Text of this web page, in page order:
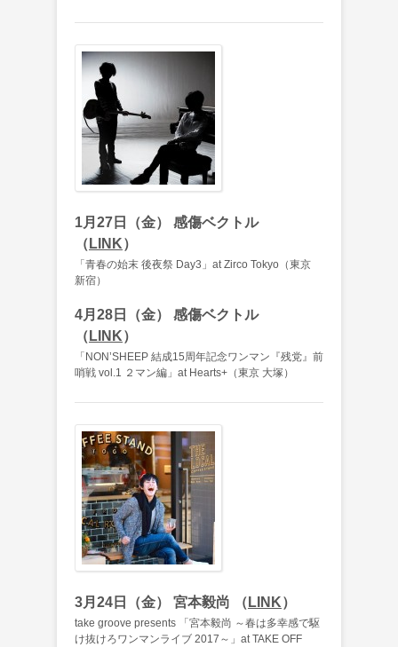
1月27日（金） 感傷ベクトル
（ LINK）
「青春の始末 後夜祭 Day3」at Zirco Tokyo（東京
新宿）
4月28日（金） 感傷ベクトル
（ LINK）
「NON’SHEEP 結成15周年記念ワンマン『残党』前
哨戦 vol.1 ２マン編」at Hearts+（東京 大塚）
3月24日（金） 宮本毅尚 （ LINK）
take groove presents 「宮本毅尚 ～春は多幸感で駆
け抜けろワンマンライブ 2017～」at TAKE OFF